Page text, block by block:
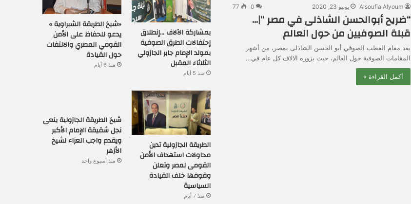
Alsoufia Alyoum يونيو 23, 2020 0
77
“ضريح أبوالحسن الشاذلى في مصر “|…
قبلة الصوفيين من حول العالم
يعد مقام القطب الصوفي أبو الحسن الشاذلى بمصر، من أشهر
المقامات الصوفية حول العالم، حيث يزوره الالاف كل عام في…
أكمل القراءة »
بمشاركة الآلاف …إنطلاق
إحتفالات الطرق الصوفية
بمولد الإمام جابر الجازولي
الثلاثاء المقبل
منذ 5 أيام
«شيخ الطريقة الشبراوية »
يدعو للحفاظ على الأمن
القومي المصري والالتفات
حول القيادة
منذ 6 أيام
الطريقة الجازولية تدين
محاولات استهداف الأمن
القومى لمصر وتعلن
وقوفها خلف القيادة
السياسية
منذ 7 أيام
شيخ الطريقة الجازولية ينعى
نجل شقيقة الإمام الأكبر
ويقدم واجب العزاء لشيخ
الأزهر
منذ أسبوع واحد